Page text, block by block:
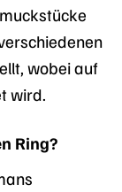
wobei auf
wird.
Ring?